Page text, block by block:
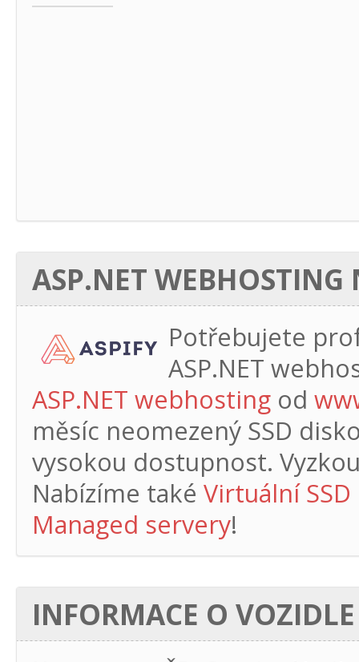
ASP.NET WEBHOSTING
Potřebujete
ASP.NET
ASP.NET webhosting od
měsíc neomezený SSD
vysokou dostupnost.
Nabízíme také Virtuální
Managed servery!
INFORMACE O VOZIDLE